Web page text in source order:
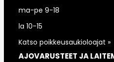
ma-pe 9-18
la 10-15
Katso poikkeusaukioloajat »
AJOVARUSTEET JA